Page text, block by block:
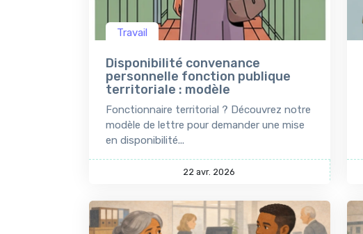
Travail
Disponibilité convenance
personnelle fonction publique
territoriale : modèle
Fonctionnaire territorial ? Découvrez notre
modèle de lettre pour demander une mise
en disponibilité...
22 avr. 2026